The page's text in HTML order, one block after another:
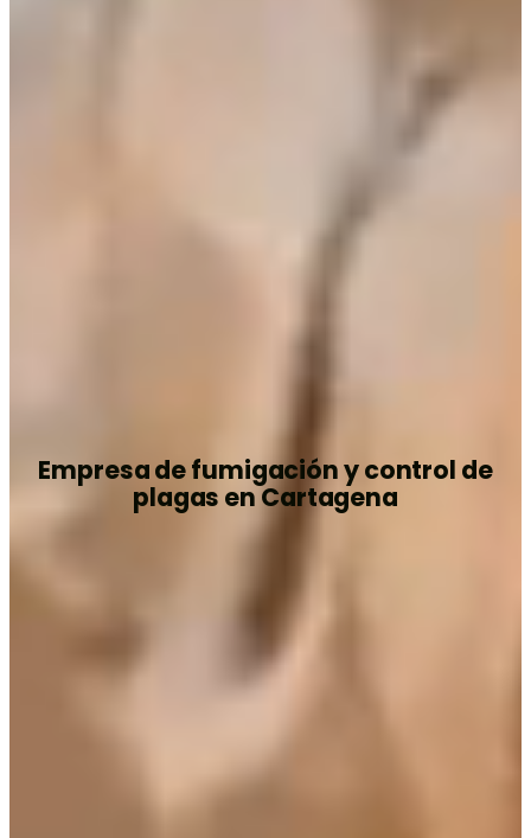
Empresa de fumigación y control de
plagas en Cartagena